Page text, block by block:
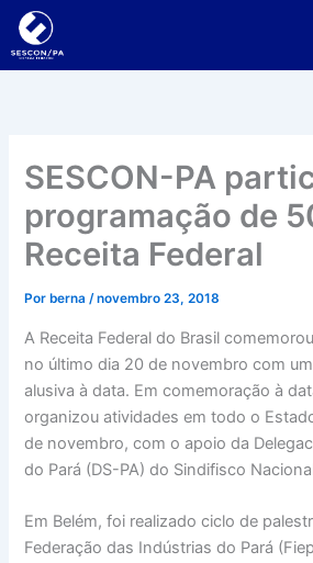
para
SESCON-PA
programação de
Receita Federal
Por berna/novembro 23, 2018
A Receita Federal do Brasil
no último dia 20 de novembro com
alusiva à data. Em comemoração à
organizou atividades em todo o
de novembro, com o apoio da
do Pará (DS-PA) do Sindifisco
Em Belém, foi realizado ciclo de
Federação das Indústrias do Pará